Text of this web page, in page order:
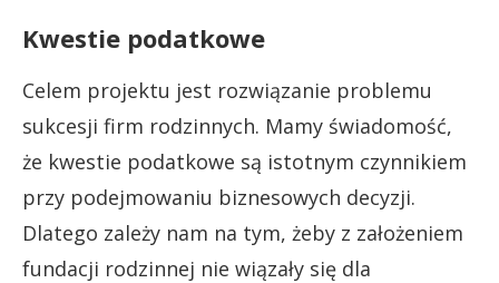
Kwestie podatkowe
Celem projektu jest rozwiązanie problemu
sukcesji firm rodzinnych. Mamy świadomość,
że kwestie podatkowe są istotnym czynnikiem
przy podejmowaniu biznesowych decyzji.
Dlatego zależy nam na tym, żeby z założeniem
fundacji rodzinnej nie wiązały się dla